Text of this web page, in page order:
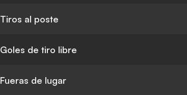
Tiros al poste
Goles de tiro libre
Fueras de lugar